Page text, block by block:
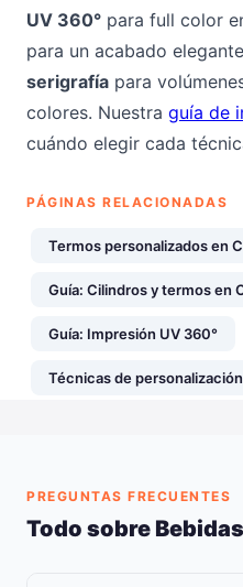
UV 360° para full color
para un acabado
serigrafía para
colores. Nuestra guía de
cuándo elegir cada
PÁGINAS RELACIONADAS
Termos personalizados en
Guía: Cilindros y termos en
Guía: Impresión UV 360°
Técnicas de personalización
PREGUNTAS FRECUENTES
Todo sobre